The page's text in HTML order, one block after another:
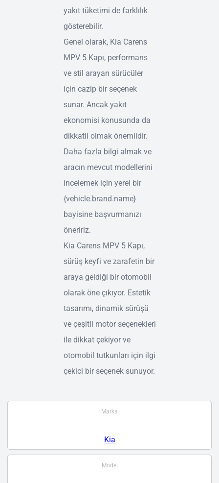
yakıt tüketimi de farklılık
gösterebilir.
Genel olarak, Kia Carens
MPV 5 Kapı, performans
ve stil arayan sürücüler
için cazip bir seçenek
sunar. Ancak yakıt
ekonomisi konusunda da
dikkatli olmak önemlidir.
Daha fazla bilgi almak ve
aracın mevcut modellerini
incelemek için yerel bir
{vehicle.brand.name}
bayisine başvurmanızı
öneririz.
Kia Carens MPV 5 Kapı,
sürüş keyfi ve zarafetin bir
araya geldiği bir otomobil
olarak öne çıkıyor. Estetik
tasarımı, dinamik sürüşü
ve çeşitli motor seçenekleri
ile dikkat çekiyor ve
otomobil tutkunları için ilgi
çekici bir seçenek sunuyor.
Marka
Kia
Model